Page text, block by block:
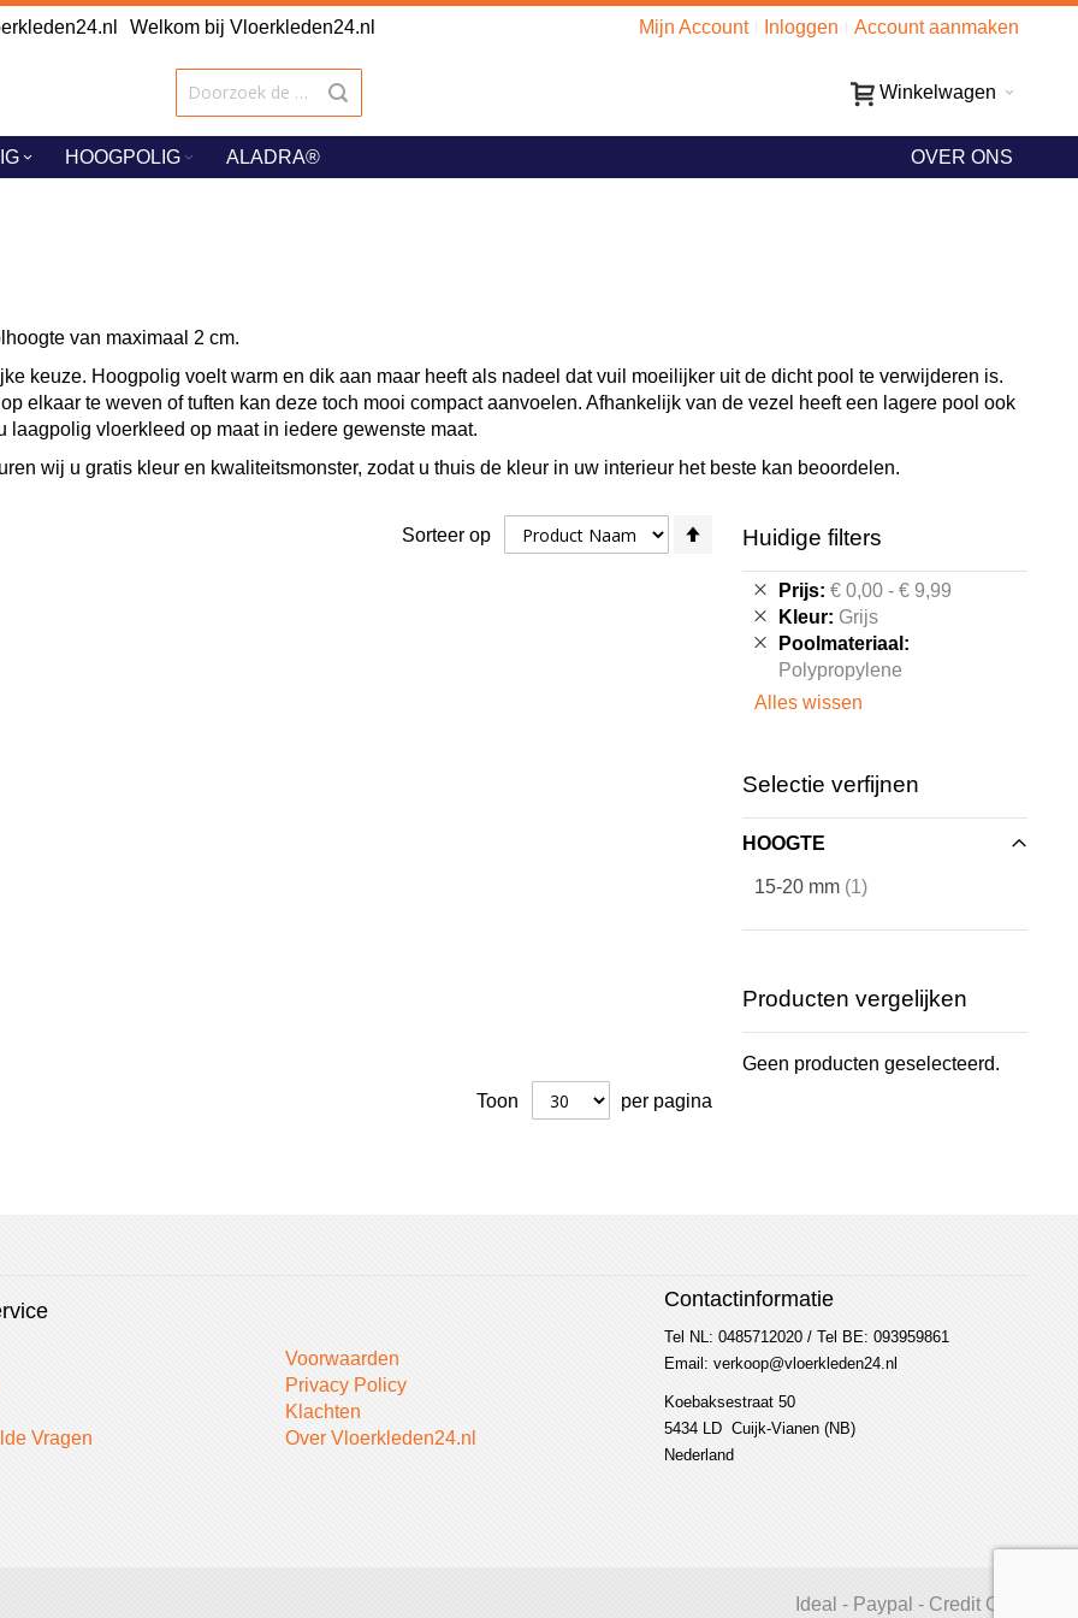
Welkom bij Vloerkleden24.nl Mijn Account Inloggen Account aanmaken
Winkelwagen
HOOGPOLIG ALADRA® OVER ONS
van maximaal 2 cm.
keuze. Hoogpolig voelt warm en dik aan maar heeft als nadeel dat vuil moeilijker uit de dicht pool te verwijderen is.
elkaar te weven of tuften kan deze toch mooi compact aanvoelen. Afhankelijk van de vezel heeft een lagere pool ook
vloerkleed op maat in iedere gewenste maat.
wij u gratis kleur en kwaliteitsmonster, zodat u thuis de kleur in uw interieur het beste kan beoordelen.
Sorteer op
sorteren
Toon
per pagina
Huidige filters
Prijs € 0,00 - € 9,99
Verwijder
dit
artikel
Kleur Grijs
Verwijder
dit
artikel
Poolmateriaal
Polypropylene
Verwijder
dit
artikel
Alles wissen
Selectie verfijnen
HOOGTE
15-20 mm 1artikel
Producten vergelijken
Geen producten geselecteerd.
Vragen
Voorwaarden
Privacy Policy
Klachten
Over Vloerkleden24.nl
Contactinformatie
Tel NL: 0485712020 / Tel BE: 093959861
Email: verkoop@vloerkleden24.nl
Koebaksestraat 50
5434 LD Cuijk-Vianen (NB)
Nederland
Ideal - Paypal - Credit Card